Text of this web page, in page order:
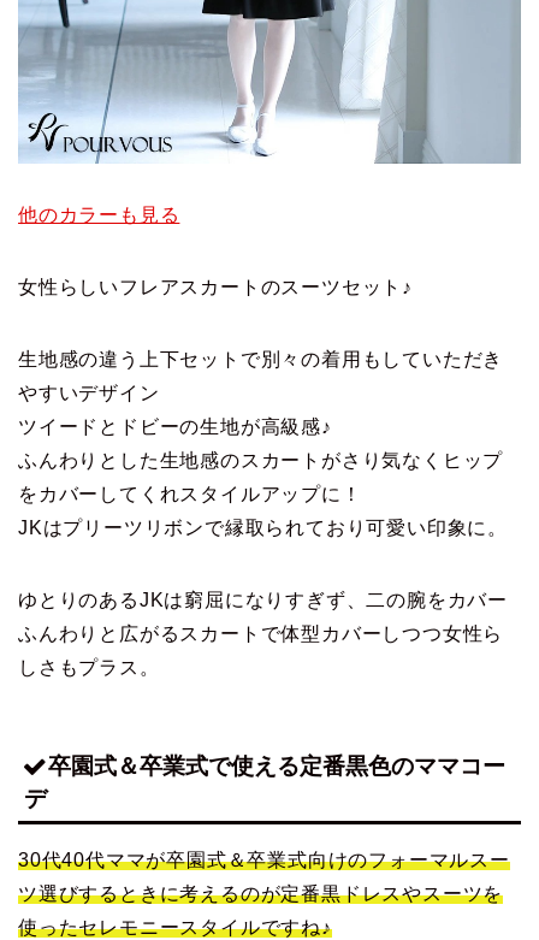
他のカラーも見る
女性らしいフレアスカートのスーツセット♪
生地感の違う上下セットで別々の着用もしていただき
やすいデザイン
ツイードとドビーの生地が高級感♪
ふんわりとした生地感のスカートがさり気なくヒップ
をカバーしてくれスタイルアップに！
JKはプリーツリボンで縁取られており可愛い印象に。
ゆとりのあるJKは窮屈になりすぎず、二の腕をカバー
ふんわりと広がるスカートで体型カバーしつつ女性ら
しさもプラス。
卒園式＆卒業式で使える定番黒色のママコー
デ
30代40代ママが卒園式＆卒業式向けのフォーマルスー
ツ選びするときに考えるのが定番黒ドレスやスーツを
使ったセレモニースタイルですね♪